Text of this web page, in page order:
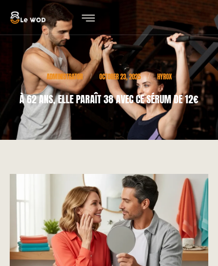
ADMINISTRATOR / OCTOBER 23, 2025 / HYROX
À 62 ANS, ELLE PARAÎT 38 AVEC CE SÉRUM DE 12€